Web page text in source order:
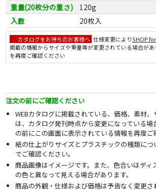
重量(20枚分の重さ)
120g
入数
20枚入
カタログをお持ちのお客様へ 仕様変更によりSHOP
掲載の情報からサイズや重量等が変更されている場合が
を再度ご確認ください
注文の前にご確認ください
WEBカタログに掲載されている、価格、素材
は、カタログ発刊時点から変更になっている場
の前にこの画面に表示されている情報を再度ご
紙の仕上がりサイズとプラスチックの種類につ
でご確認ください。
商品画像はイメージです。また、色合いはディ
の色と異なって見える場合があります。
商品の外観・仕様および価格は予告なく変更さ